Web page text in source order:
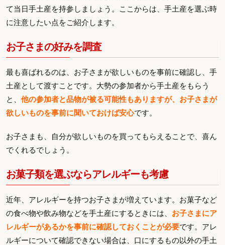
て当日手土産を持参しましょう。ここからは、手土産を選ぶ時
に注意したい点をご紹介します。
お子さまの好みを調査
最も喜ばれるのは、お子さまが欲しいものを事前に確認し、手
土産として渡すことです。大勢の参加者から手土産をもらう
と、 他の参加者と品物が被る可能性もありますが、お子さまが
欲しいものを事前に聞いておけば安心です。
お子さまも、自分が欲しいものを買ってもらえることで、喜ん
でくれるでしょう。
お菓子類を選ぶならアレルギーも考慮
近年、アレルギーを持つお子さまが増えています。お菓子など
の食べ物や飲み物などを手土産にするときには、 お子さまにア
レルギーがあるかを事前に確認しておくことが必要です。アレ
ルギーについて確認できない場合は、口にするもの以外の手土